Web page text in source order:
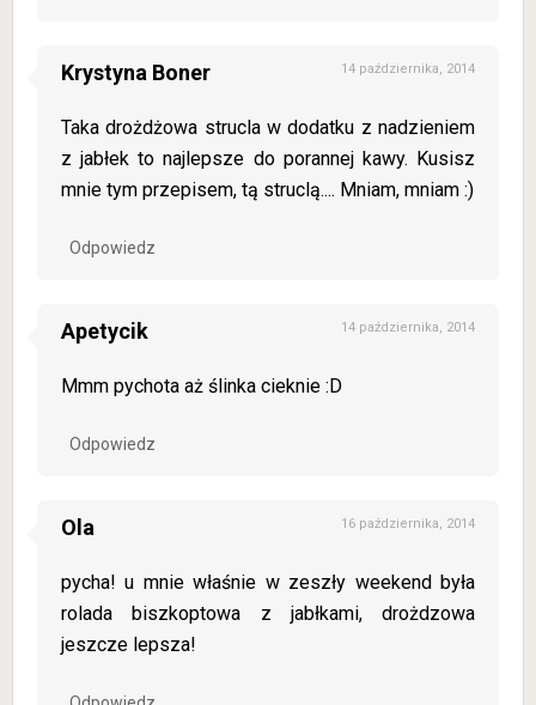
Krystyna Boner 14 października, 2014
Taka drożdżowa strucla w dodatku z nadzieniem
z jabłek to najlepsze do porannej kawy. Kusisz
mnie tym przepisem, tą struclą.... Mniam, mniam :)
Odpowiedz
Apetycik 14 października, 2014
Mmm pychota aż ślinka cieknie :D
Odpowiedz
Ola 16 października, 2014
pycha! u mnie właśnie w zeszły weekend była
rolada biszkoptowa z jabłkami, drożdzowa
jeszcze lepsza!